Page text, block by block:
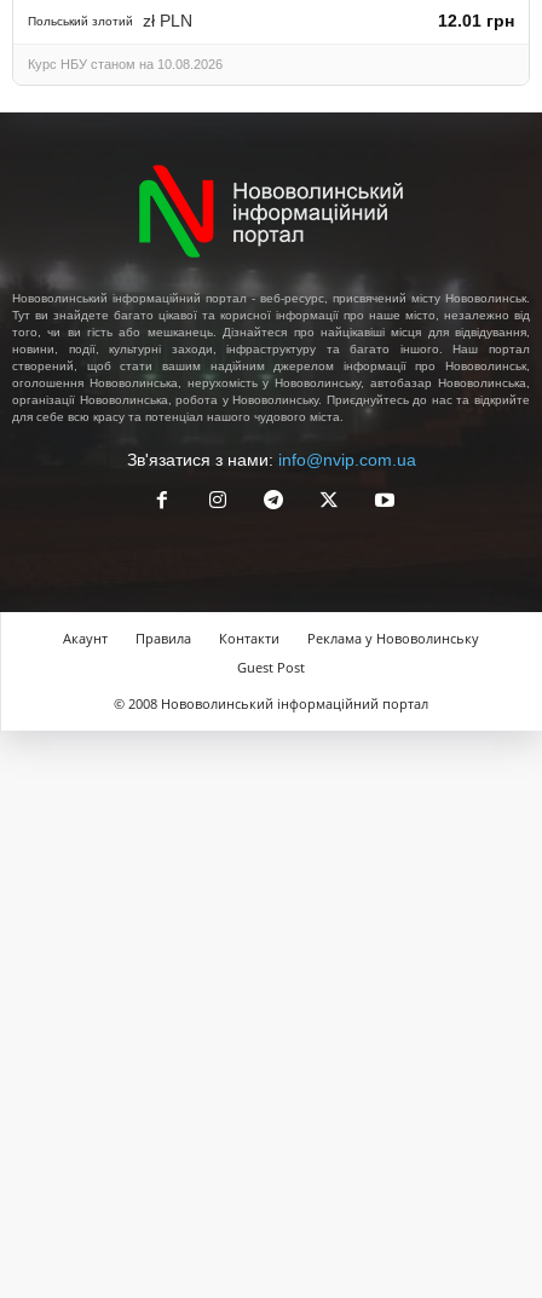
Польський злотий zł PLN 12.01 грн
Курс НБУ станом на 10.08.2026
Нововолинський інформаційний портал - веб-ресурс, присвячений місту Нововолинськ.
Тут ви знайдете багато цікавої та корисної інформації про наше місто, незалежно від
того, чи ви гість або мешканець. Дізнайтеся про найцікавіші місця для відвідування,
новини, події, культурні заходи, інфраструктуру та багато іншого. Наш портал
створений, щоб стати вашим надійним джерелом інформації про Нововолинськ,
оголошення Нововолинська, нерухомість у Нововолинську, автобазар Нововолинська,
організації Нововолинська, робота у Нововолинську. Приєднуйтесь до нас та відкрийте
для себе всю красу та потенціал нашого чудового міста.
Зв'язатися з нами: info@nvip.com.ua
Акаунт Правила Контакти
Реклама у Нововолинську
Guest Post
© 2008 Нововолинський інформаційний портал